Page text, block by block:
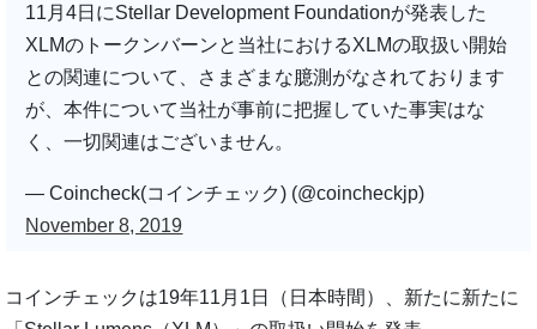
11月4日にStellar Development Foundationが発表した
XLMのトークンバーンと当社におけるXLMの取扱い開始
との関連について、さまざまな臆測がなされております
が、本件について当社が事前に把握していた事実はな
く、一切関連はございません。
— Coincheck(コインチェック) (@coincheckjp)
November 8, 2019
コインチェックは19年11月1日（日本時間）、新たに新たに